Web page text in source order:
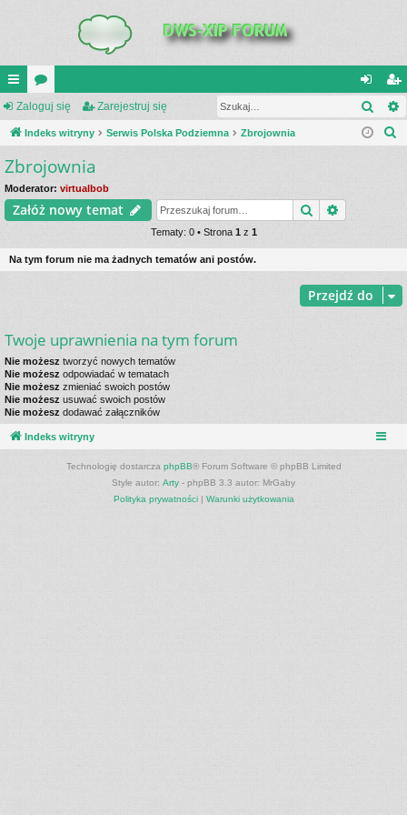
UI
C
K
_L
IN
S
or
a
al
og
ar
ej
ę
Zaloguj się Zarejestruj się
Indeks witryny Serwis Polska Podziemna Zbrojownia
Zbrojownia
Moderator: virtualbob
Załóż nowy temat Szukaj
Tematy: 0 • Strona 1 z 1
Na tym forum nie ma żadnych tematów ani postów.
Przejdź do
Twoje uprawnienia na tym forum
Nie możesz tworzyć nowych tematów
Nie możesz odpowiadać w tematach
Nie możesz zmieniać swoich postów
Nie możesz usuwać swoich postów
Nie możesz dodawać załączników
Indeks witryny
Technologię dostarcza phpBB® Forum Software © phpBB Limited
Style autor: Arty - phpBB 3.3 autor: MrGaby
Polityka prywatności| Warunki użytkowania